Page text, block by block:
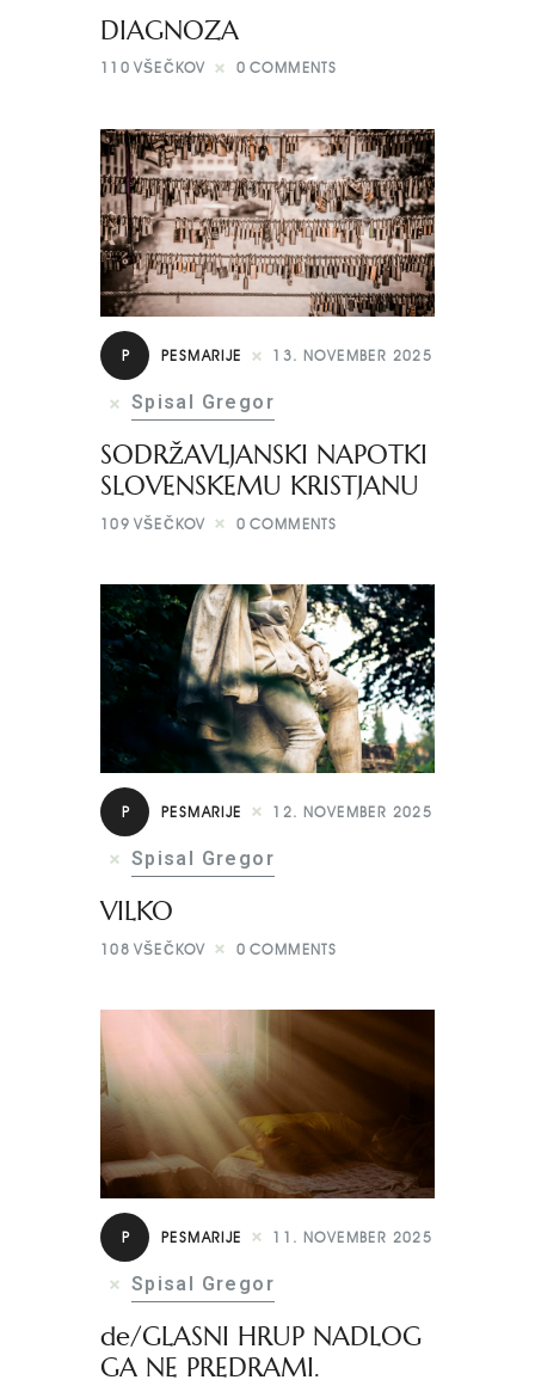
DIAGNOZA
110 VŠEČKOV 0 COMMENTS
P PESMARIJE 13. NOVEMBER 2025
Spisal Gregor
SODRŽAVLJANSKI NAPOTKI
SLOVENSKEMU KRISTJANU
109 VŠEČKOV 0 COMMENTS
P PESMARIJE 12. NOVEMBER 2025
Spisal Gregor
VILKO
108 VŠEČKOV 0 COMMENTS
P PESMARIJE 11. NOVEMBER 2025
Spisal Gregor
de/GLASNI HRUP NADLOG
GA NE PREDRAMI.